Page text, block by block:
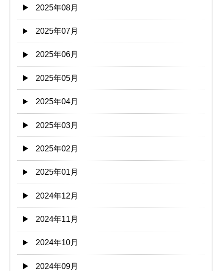
2025年08月
2025年07月
2025年06月
2025年05月
2025年04月
2025年03月
2025年02月
2025年01月
2024年12月
2024年11月
2024年10月
2024年09月